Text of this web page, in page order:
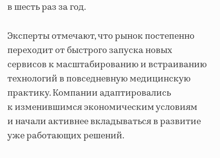
в шесть раз за год.
Эксперты отмечают, что рынок постепенно
переходит от быстрого запуска новых
сервисов к масштабированию и встраиванию
технологий в повседневную медицинскую
практику. Компании адаптировались
к изменившимся экономическим условиям
и начали активнее вкладываться в развитие
уже работающих решений.